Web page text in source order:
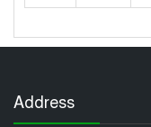
Address